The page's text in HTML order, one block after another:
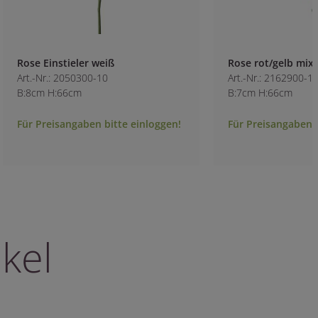
Rose Einstieler weiß
Art.-Nr.: 2050300-10
B:8cm H:66cm
Für Preisangaben bitte einloggen!
Rose rot/gelb mix
Art.-Nr.: 2162900-
B:7cm H:66cm
Für